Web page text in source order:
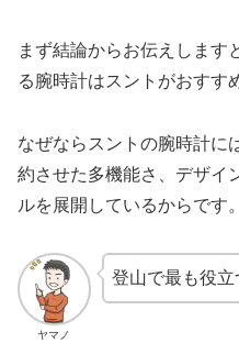
まず結論からお伝えします
る腕時計はスントがおすす
なぜならスントの腕時計に
約させた多機能さ、デザイ
ルを展開しているからです。
ヤマノ
登山で最も役立